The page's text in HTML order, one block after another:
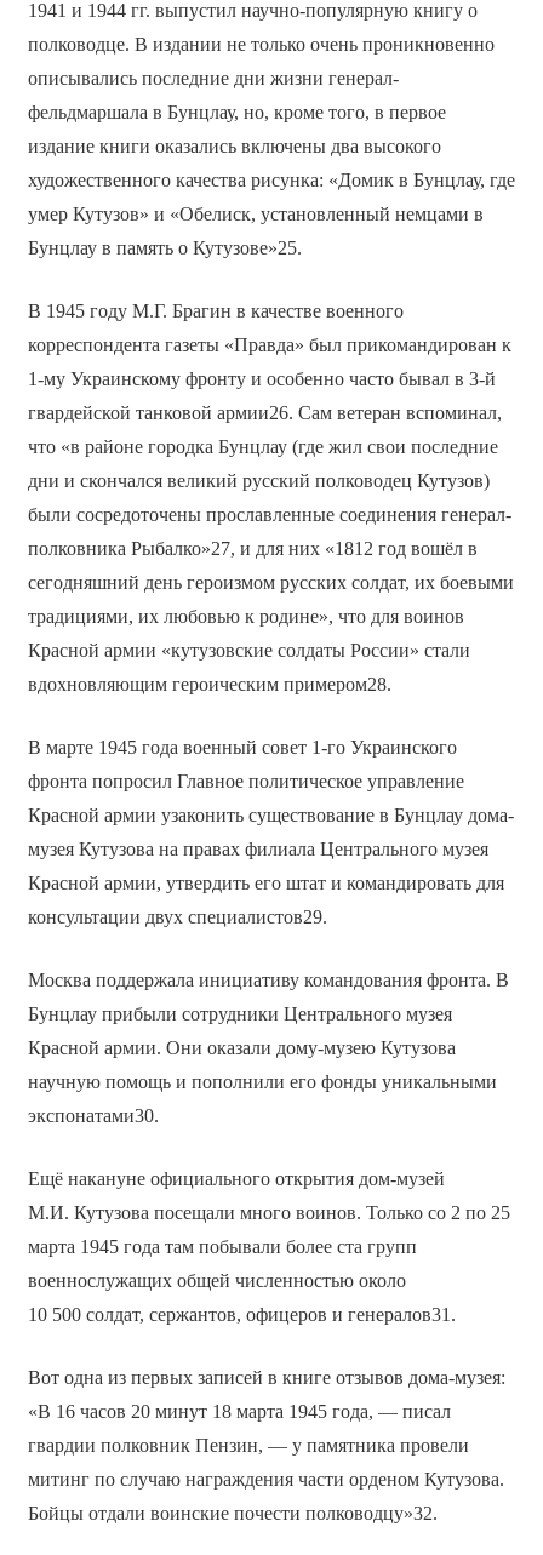
1941 и 1944 гг. выпустил научно-популярную книгу о
полководце. В издании не только очень проникновенно
описывались последние дни жизни генерал-
фельдмаршала в Бунцлау, но, кроме того, в первое
издание книги оказались включены два высокого
художественного качества рисунка: «Домик в Бунцлау, где
умер Кутузов» и «Обелиск, установленный немцами в
Бунцлау в память о Кутузове»25.
В 1945 году М.Г. Брагин в качестве военного
корреспондента газеты «Правда» был прикомандирован к
1-му Украинскому фронту и особенно часто бывал в 3-й
гвардейской танковой армии26. Сам ветеран вспоминал,
что «в районе городка Бунцлау (где жил свои последние
дни и скончался великий русский полководец Кутузов)
были сосредоточены прославленные соединения генерал-
полковника Рыбалко»27, и для них «1812 год вошёл в
сегодняшний день героизмом русских солдат, их боевыми
традициями, их любовью к родине», что для воинов
Красной армии «кутузовские солдаты России» стали
вдохновляющим героическим примером28.
В марте 1945 года военный совет 1-го Украинского
фронта попросил Главное политическое управление
Красной армии узаконить существование в Бунцлау дома-
музея Кутузова на правах филиала Центрального музея
Красной армии, утвердить его штат и командировать для
консультации двух специалистов29.
Москва поддержала инициативу командования фронта. В
Бунцлау прибыли сотрудники Центрального музея
Красной армии. Они оказали дому-музею Кутузова
научную помощь и пополнили его фонды уникальными
экспонатами30.
Ещё накануне официального открытия дом-музей
М.И. Кутузова посещали много воинов. Только со 2 по 25
марта 1945 года там побывали более ста групп
военнослужащих общей численностью около
10 500 солдат, сержантов, офицеров и генералов31.
Вот одна из первых записей в книге отзывов дома-музея:
«В 16 часов 20 минут 18 марта 1945 года, — писал
гвардии полковник Пензин, — у памятника провели
митинг по случаю награждения части орденом Кутузова.
Бойцы отдали воинские почести полководцу»32.